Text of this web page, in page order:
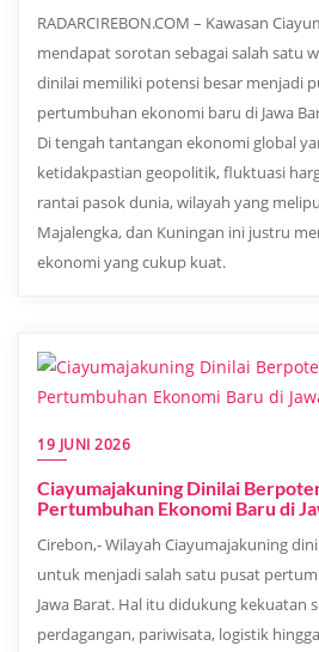
RADARCIREBON.COM – Kawasan
mendapat sorotan sebagai salah satu
dinilai memiliki potensi besar menjadi
pertumbuhan ekonomi baru di Jawa
Di tengah tantangan ekonomi global
ketidakpastian geopolitik, fluktuasi
rantai pasok dunia, wilayah yang
Majalengka, dan Kuningan ini justru
ekonomi yang cukup kuat.
19 JUNI 2026
Ciayumajakuning Dinilai
Pertumbuhan Ekonomi Baru di
Cirebon,- Wilayah Ciayumajakuning
untuk menjadi salah satu pusat
Jawa Barat. Hal itu didukung kekuatan
perdagangan, pariwisata, logistik